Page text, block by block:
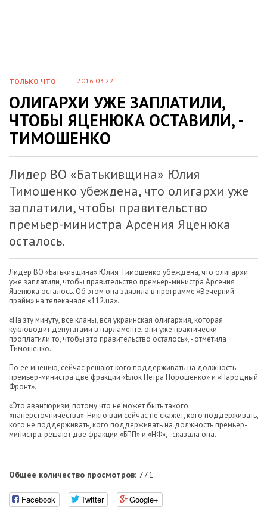
ТОЛЬКО ЧТО 2016.03.22
ОЛИГАРХИ УЖЕ ЗАПЛАТИЛИ,
ЧТОБЫ ЯЦЕНЮКА ОСТАВИЛИ, -
ТИМОШЕНКО
Лидер ВО «Батькивщина» Юлия
Тимошенко убеждена, что олигархи уже
заплатили, чтобы правительство
премьер-министра Арсения Яценюка
осталось.
Лидер ВО «Батькивщина» Юлия Тимошенко убеждена, что олигархи
уже заплатили, чтобы правительство премьер-министра Арсения
Яценюка осталось. Об этом она заявила в программе «Вечерний
прайм» на телеканале «112.ua».
«На эту минуту, все кланы, вся украинская олигархия, которая
кукловодит депутатами в парламенте, они уже практически
проплатили то, чтобы это правительство осталось», - отметила
Тимошенко.
По ее мнению, сейчас решают кого поддерживать на должность
премьер-министра две фракции «Блок Петра Порошенко» и «Народный
Фронт».
«Это авантюризм, потому что не может быть такого
«наперсточничества». Никто вам сейчас не скажет, кого поддерживать,
кого не поддерживать, кого поддерживать на должность премьер-
министра, решают две фракции «БПП» и «НФ», - сказала она.
Общее количество просмотров: 771
Facebook Twitter Google+